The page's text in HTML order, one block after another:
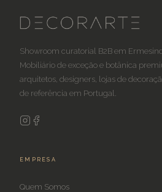
Showroom curatorial B2B em
Mobiliário de exceção e botânica
arquitetos, designers, lojas de
de referência em Portugal.
EMPRESA
Quem Somos